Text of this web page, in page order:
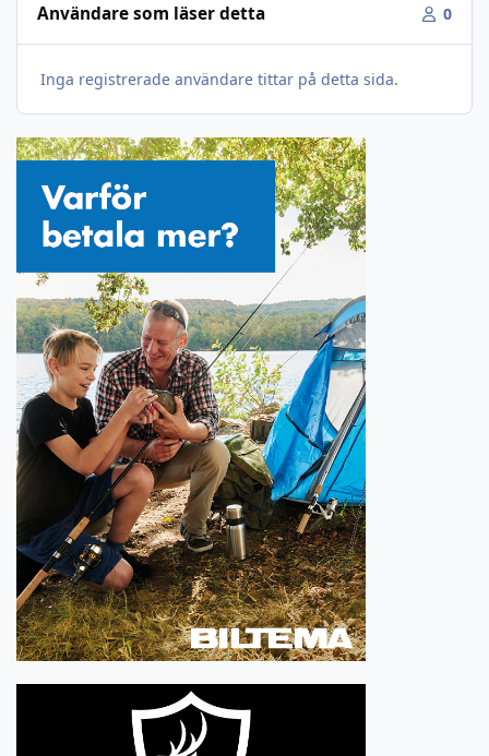
Användare som läser detta 0
Inga registrerade användare tittar på detta sida.